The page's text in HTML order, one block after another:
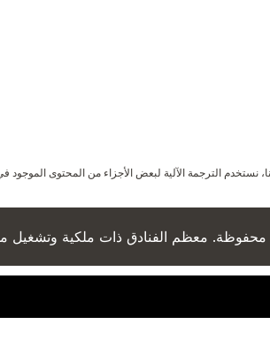
الترجمة الآلية لبعض الأجزاء من المحتوى الموجود